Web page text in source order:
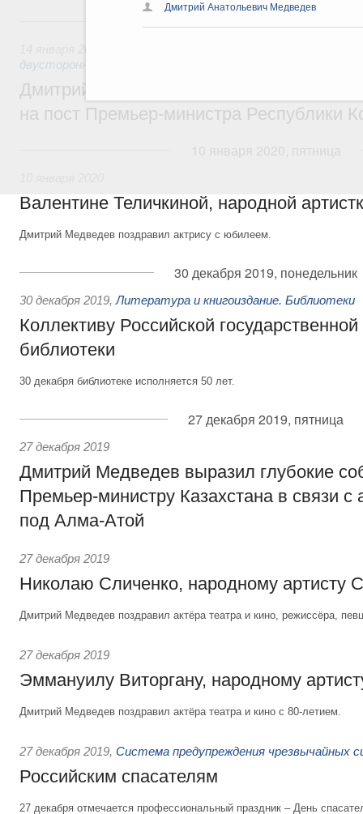
Дмитрий Анатольевич Медведев
двусторонней основе
Дмитрий Медведев поздравил Чон Се
на пост Премьер-министра Республики
Валентине Теличкиной, народной
Дмитрий Медведев поздравил актрису с юбилеем.
30 декабря 2019, понедельник
30 декабря 2019, Литература и книгоиздание. Библиотеки
Коллективу Российской государственной
библиотеки
30 декабря библиотеке исполняется 50 лет.
27 декабря 2019, пятница
27 декабря 2019
Дмитрий Медведев выразил глубокие
Премьер-министру Казахстана в связи с
под Алма-Атой
27 декабря 2019
Николаю Сличенко, народному артисту
Дмитрий Медведев поздравил актёра театра и кино, режиссёра,
27 декабря 2019
Эммануилу Виторгану, народному
Дмитрий Медведев поздравил актёра театра и кино с 80-летием.
27 декабря 2019, Система предупреждения чрезвычайных
Российским спасателям
27 декабря отмечается профессиональный праздник – День